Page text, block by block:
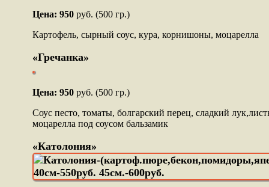
Цена: 950руб. (500 гр.)
Картофель, сырный соус, кура, корнишоны, моцарелла
«Гречанка»
Цена: 950руб. (500 гр.)
Соус песто, томаты, болгарский перец, сладкий
моцарелла под соусом бальзамик
«Католония»